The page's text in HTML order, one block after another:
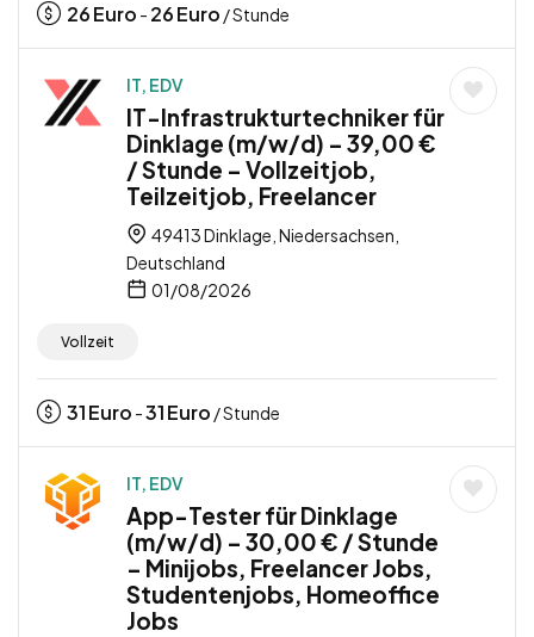
26Euro - 26Euro / Stunde
IT, EDV
IT-Infrastrukturtechniker für
Dinklage (m/w/d) – 39,00 €
/ Stunde – Vollzeitjob,
Teilzeitjob, Freelancer
49413 Dinklage, Niedersachsen,
Deutschland
01/08/2026
Vollzeit
31Euro -31Euro / Stunde
IT, EDV
App-Tester für Dinklage
(m/w/d) – 30,00 € / Stunde
– Minijobs, Freelancer Jobs,
Studentenjobs, Homeoffice
Jobs